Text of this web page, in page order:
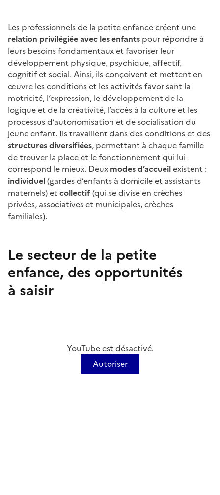
Les professionnels de la petite enfance créent une
relation privilégiée avec les enfants pour répondre à
leurs besoins fondamentaux et favoriser leur
développement physique, psychique, affectif,
cognitif et social. Ainsi, ils conçoivent et mettent en
œuvre les conditions et les activités favorisant la
motricité, l’expression, le développement de la
logique et de la créativité, l’accès à la culture et les
processus d’autonomisation et de socialisation du
jeune enfant. Ils travaillent dans des conditions et des
structures diversifiées, permettant à chaque famille
de trouver la place et le fonctionnement qui lui
correspond le mieux. Deux modes d’accueilexistent :
individuel(gardes d’enfants à domicile et assistants
maternels) et collectif(qui se divise en crèches
privées, associatives et municipales, crèches
familiales).
Le secteur de la petite
enfance, des opportunités
à saisir
YouTube est désactivé.
Autoriser